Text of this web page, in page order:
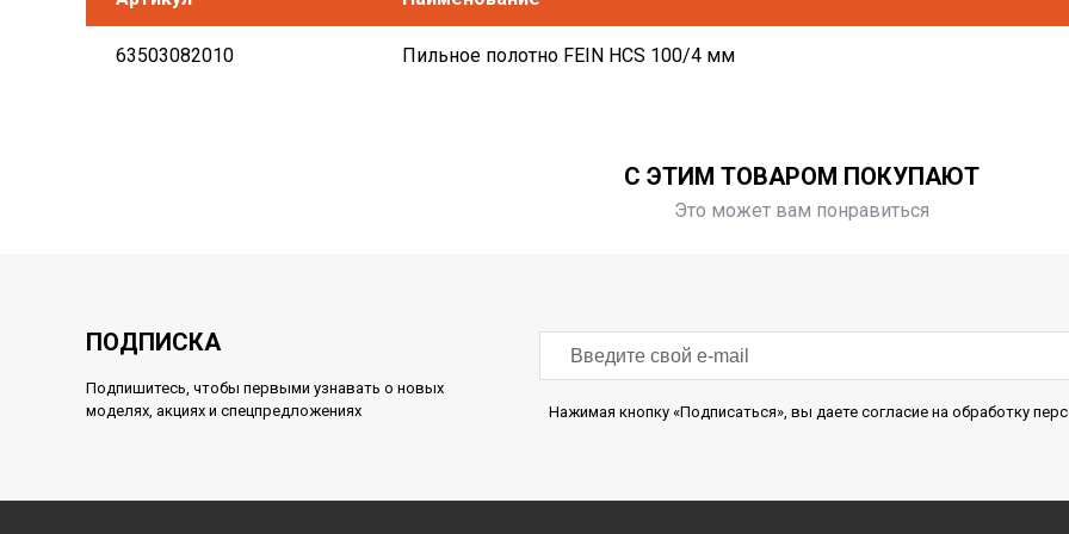
63503082010 Пильное полотно FEIN HCS 100/4 мм
С ЭТИМ ТОВАРОМ ПОКУПАЮТ
Это может вам понравиться
ПОДПИСКА
Подпишитесь, чтобы первыми узнавать о новых
моделях, акциях и спецпредложениях
Нажимая кнопку «Подписаться», вы даете согласие на обработку